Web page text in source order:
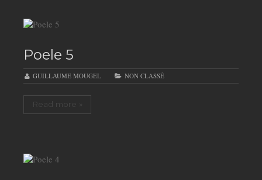
Poele 5
GUILLAUME MOUGEL NON CLASSÉ
Read more »